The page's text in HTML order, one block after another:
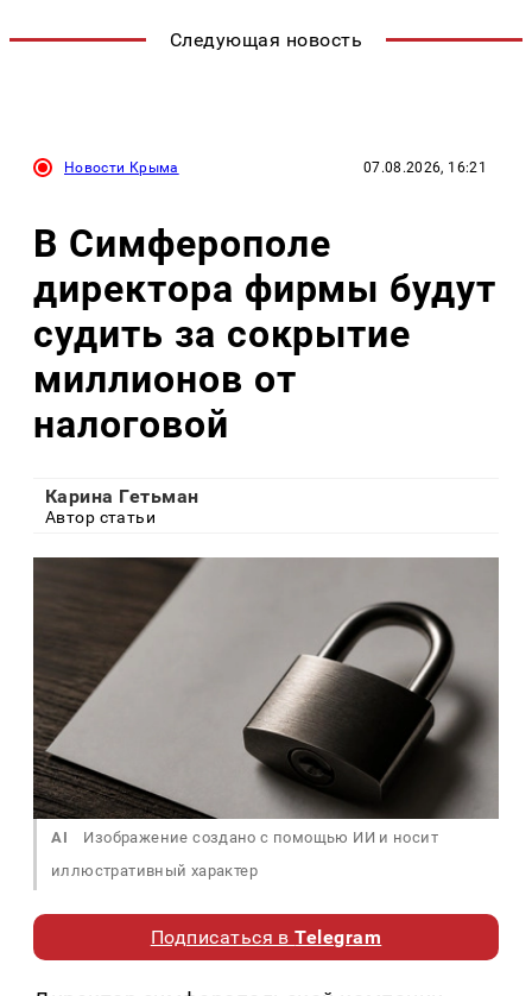
Следующая новость
Новости Крыма 07.08.2026, 16:21
В Симферополе
директора фирмы будут
судить за сокрытие
миллионов от
налоговой
Карина Гетьман
Автор статьи
AI
Изображение создано с помощью ИИ и носит
иллюстративный характер
Подписаться вTelegram